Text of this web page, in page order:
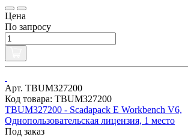
Цена
По запросу
Арт. TBUM327200
Код товара: TBUM327200
TBUM327200 - Scadapack E Workbench V6,
Однопользовательская лицензия, 1 место
Под заказ